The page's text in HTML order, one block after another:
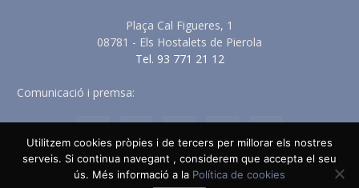
Plaça Cal Figueres, 1
08781 - Els Hostalets de Pierola
Tel. 93 771 21 12
Comunicació i premsa:
Avis Legal Política de Privacitat
Política de Cookies
Utilitzem cookies pròpies i de tercers per millorar els nostres
serveis. Si continua navegant , considerem que accepta el seu
ús. Més informació a la Política de cookies